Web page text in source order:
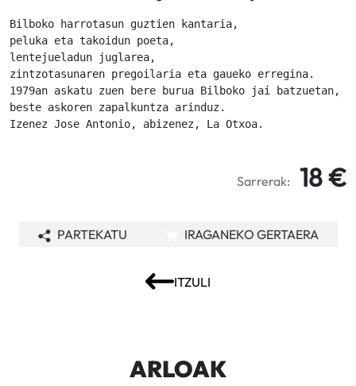
Bilboko harrotasun guztien kantaria,
peluka eta takoidun poeta,
lentejueladun juglarea,
zintzotasunaren pregoilaria eta gaueko erregina.
1979an askatu zuen bere burua Bilboko jai batzuetan,
beste askoren zapalkuntza arinduz.
Izenez Jose Antonio, abizenez, La Otxoa.
Sarrerak: 18 €
ITZULI
PARTEKATU IRAGANEKO GERTAERA
ARLOAK